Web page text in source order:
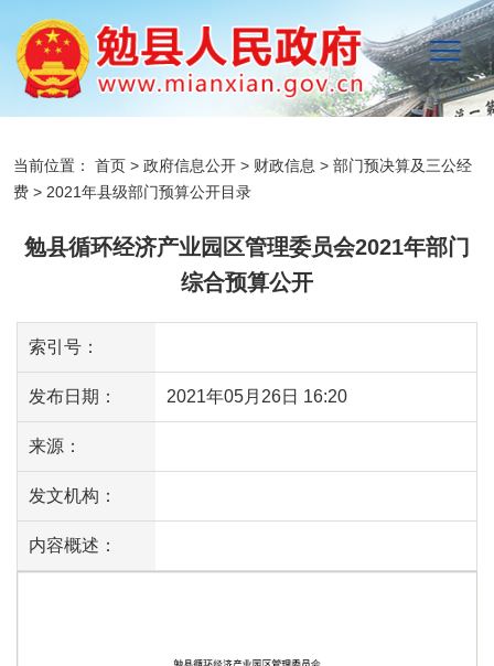
当前位置： 首页 > 政府信息公开 > 财政信息 > 部门预决算及三公经
费 > 2021年县级部门预算公开目录
勉县循环经济产业园区管理委员会2021年部门
综合预算公开
索引号：
发布日期： 2021年05月26日 16:20
来源：
发文机构：
内容概述：